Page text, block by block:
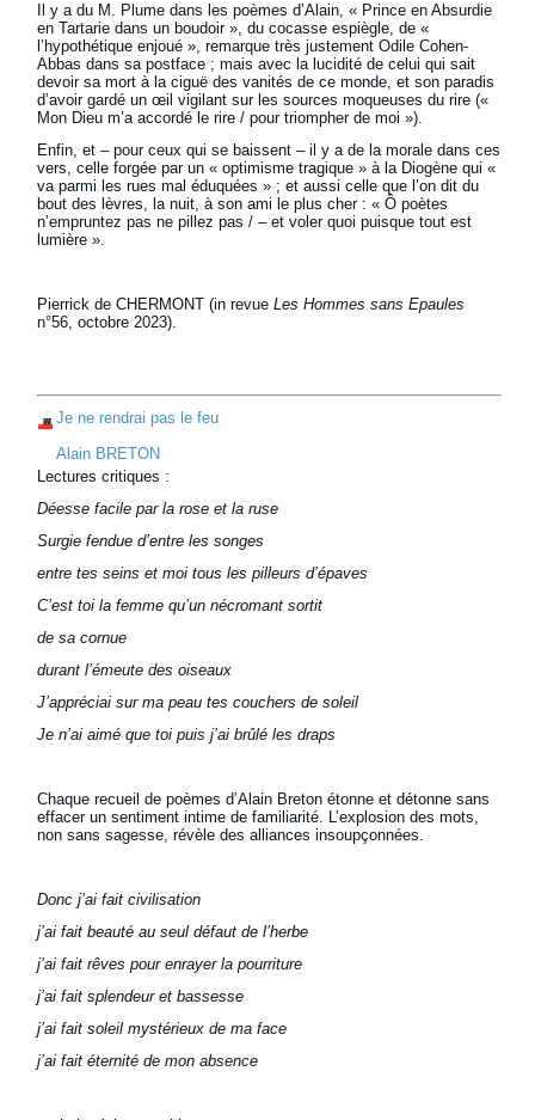
Il y a du M. Plume dans les poèmes d’Alain, « Prince en Absurdie
en Tartarie dans un boudoir », du cocasse espiègle, de «
l’hypothétique enjoué », remarque très justement Odile Cohen-
Abbas dans sa postface ; mais avec la lucidité de celui qui sait
devoir sa mort à la ciguë des vanités de ce monde, et son paradis
d’avoir gardé un œil vigilant sur les sources moqueuses du rire («
Mon Dieu m’a accordé le rire / pour triompher de moi »).
Enfin, et – pour ceux qui se baissent – il y a de la morale dans ces
vers, celle forgée par un « optimisme tragique » à la Diogène qui «
va parmi les rues mal éduquées » ; et aussi celle que l’on dit du
bout des lèvres, la nuit, à son ami le plus cher : « Ô poètes
n’empruntez pas ne pillez pas / – et voler quoi puisque tout est
lumière ».
Pierrick de CHERMONT (in revueLes Hommes sans Epaules
n°56, octobre 2023).
Je ne rendrai pas le feu
Alain BRETON
Lectures critiques :
Déesse facile par la rose et la ruse
Surgie fendue d’entre les songes
entre tes seins et moi tous les pilleurs d’épaves
C’est toi la femme qu’un nécromant sortit
de sa cornue
durant l’émeute des oiseaux
J’appréciai sur ma peau tes couchers de soleil
Je n’ai aimé que toi puis j’ai brûlé les draps
Chaque recueil de poèmes d’Alain Breton étonne et détonne sans
effacer un sentiment intime de familiarité. L’explosion des mots,
non sans sagesse, révèle des alliances insoupçonnées.
Donc j’ai fait civilisation
j’ai fait beauté au seul défaut de l’herbe
j’ai fait rêves pour enrayer la pourriture
j’ai fait splendeur et bassesse
j’ai fait soleil mystérieux de ma face
j’ai fait éternité de mon absence